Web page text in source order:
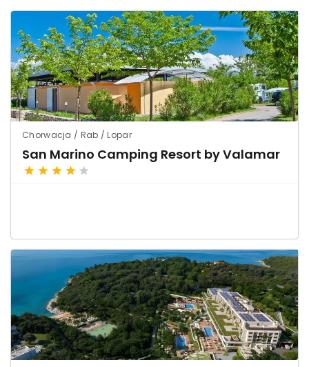
Chorwacja / Rab / Lopar
San Marino Camping Resort by Valamar